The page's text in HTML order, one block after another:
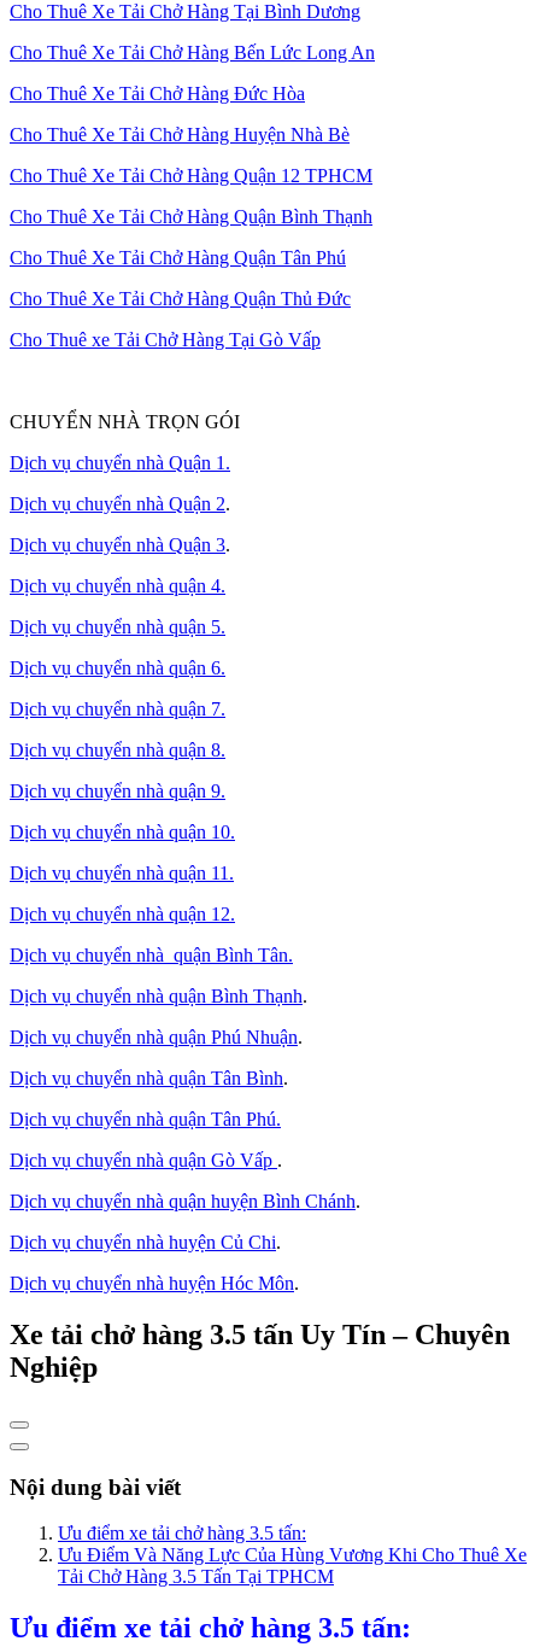
Cho Thuê Xe Tải Chở Hàng Tại Bình Dương
Cho Thuê Xe Tải Chở Hàng Bến Lức Long An
Cho Thuê Xe Tải Chở Hàng Đức Hòa
Cho Thuê Xe Tải Chở Hàng Huyện Nhà Bè
Cho Thuê Xe Tải Chở Hàng Quận 12 TPHCM
Cho Thuê Xe Tải Chở Hàng Quận Bình Thạnh
Cho Thuê Xe Tải Chở Hàng Quận Tân Phú
Cho Thuê Xe Tải Chở Hàng Quận Thủ Đức
Cho Thuê xe Tải Chở Hàng Tại Gò Vấp
CHUYỂN NHÀ TRỌN GÓI
Dịch vụ chuyển nhà Quận 1.
Dịch vụ chuyển nhà Quận 2.
Dịch vụ chuyển nhà Quận 3.
Dịch vụ chuyển nhà quận 4.
Dịch vụ chuyển nhà quận 5.
Dịch vụ chuyển nhà quận 6.
Dịch vụ chuyển nhà quận 7.
Dịch vụ chuyển nhà quận 8.
Dịch vụ chuyển nhà quận 9.
Dịch vụ chuyển nhà quận 10.
Dịch vụ chuyển nhà quận 11.
Dịch vụ chuyển nhà quận 12.
Dịch vụ chuyển nhà quận Bình Tân.
Dịch vụ chuyển nhà quận Bình Thạnh.
Dịch vụ chuyển nhà quận Phú Nhuận.
Dịch vụ chuyển nhà quận Tân Bình.
Dịch vụ chuyển nhà quận Tân Phú.
Dịch vụ chuyển nhà quận Gò Vấp .
Dịch vụ chuyển nhà quận huyện Bình Chánh.
Dịch vụ chuyển nhà huyện Củ Chi.
Dịch vụ chuyển nhà huyện Hóc Môn.
Xe tải chở hàng 3.5 tấn Uy Tín – Chuyên
Nghiệp
Nội dung bài viết
Ưu điểm xe tải chở hàng 3.5 tấn:
Ưu Điểm Và Năng Lực Của Hùng Vương Khi Cho Thuê Xe
Tải Chở Hàng 3.5 Tấn Tại TPHCM
Ưu điểm xe tải chở hàng 3.5 tấn: